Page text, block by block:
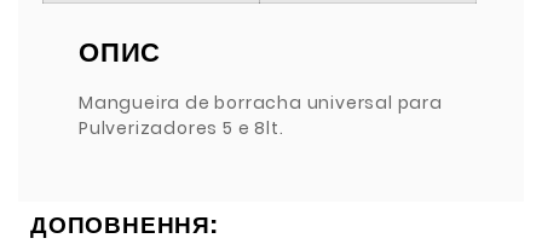
ОПИС
Mangueira de borracha universal para
Pulverizadores 5 e 8lt.
ДОПОВНЕННЯ: